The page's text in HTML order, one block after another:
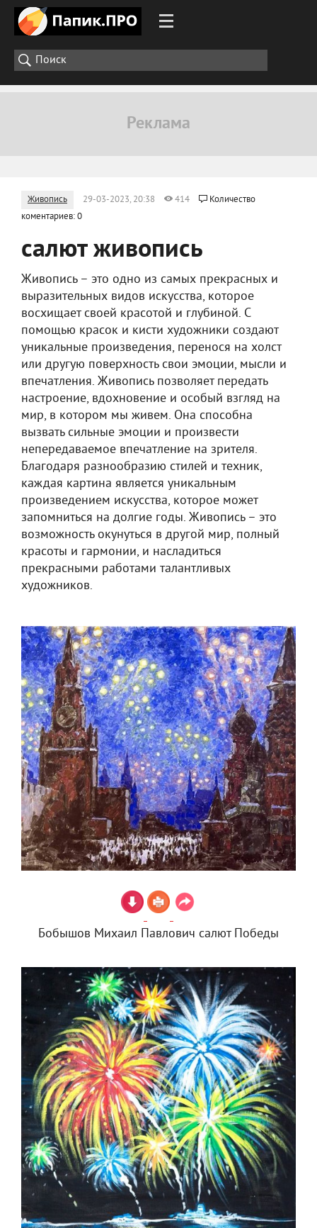
Живопись 29-03-2023, 20:38 414
Количество
коментариев: 0
салют живопись
Живопись – это одно из самых прекрасных и
выразительных видов искусства, которое
восхищает своей красотой и глубиной. С
помощью красок и кисти художники создают
уникальные произведения, перенося на холст
или другую поверхность свои эмоции, мысли и
впечатления. Живопись позволяет передать
настроение, вдохновение и особый взгляд на
мир, в котором мы живем. Она способна
вызвать сильные эмоции и произвести
непередаваемое впечатление на зрителя.
Благодаря разнообразию стилей и техник,
каждая картина является уникальным
произведением искусства, которое может
запомниться на долгие годы. Живопись – это
возможность окунуться в другой мир, полный
красоты и гармонии, и насладиться
прекрасными работами талантливых
художников.
Бобышов Михаил Павлович салют Победы